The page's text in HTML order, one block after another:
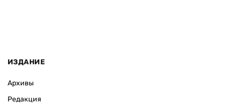
ИЗДАНИЕ
Архивы
Редакция